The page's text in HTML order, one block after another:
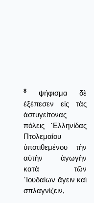
8
ψήφισμα δὲ
ἐξέπεσεν εἰς τὰς
ἀστυγείτονας
πόλεις ῾Ελληνίδας
Πτολεμαίου
ὑποτιθεμένου τὴν
αὐτὴν ἀγωγὴν
κατὰ τῶν
᾿Ιουδαίων ἄγειν καὶ
σπλαγνίζειν,